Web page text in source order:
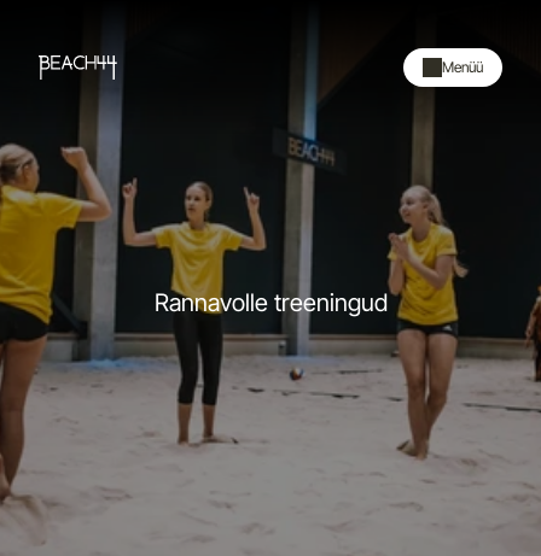
Menüü
Rannavolle treeningud
KAR U POEGPUHHI
NOORTEKLUBI